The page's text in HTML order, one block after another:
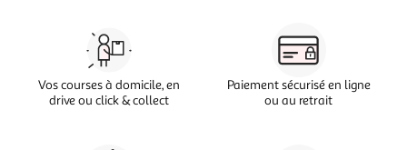
Vos courses à domicile, en
drive ou click & collect
Paiement sécurisé en ligne
ou au retrait